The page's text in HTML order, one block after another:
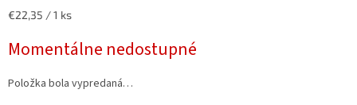
Jednotková
€22,35 / 1 ks
Momentálne nedostupné
Položka bola vypredaná…